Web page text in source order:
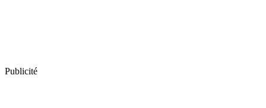
Publicité